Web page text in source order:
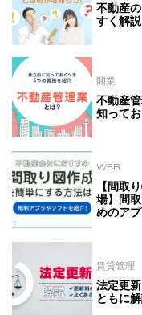
不動産
すく解説
開業
不動産
知って
WEB
【間取
場】間
めのア
賃貸管理
法定更
ともに